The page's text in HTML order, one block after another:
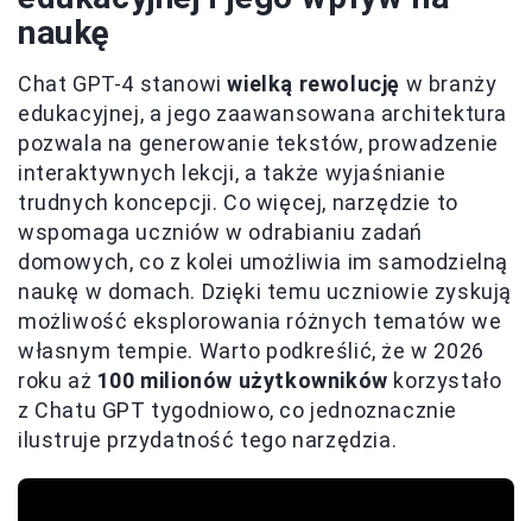
naukę
Chat GPT-4 stanowiwielką rewolucję w branży
edukacyjnej, a jego zaawansowana architektura
pozwala na generowanie tekstów, prowadzenie
interaktywnych lekcji, a także wyjaśnianie
trudnych koncepcji. Co więcej, narzędzie to
wspomaga uczniów w odrabianiu zadań
domowych, co z kolei umożliwia im samodzielną
naukę w domach. Dzięki temu uczniowie zyskują
możliwość eksplorowania różnych tematów we
własnym tempie. Warto podkreślić, że w 2026
roku aż 100 milionów użytkowników korzystało
z Chatu GPT tygodniowo, co jednoznacznie
ilustruje przydatność tego narzędzia.